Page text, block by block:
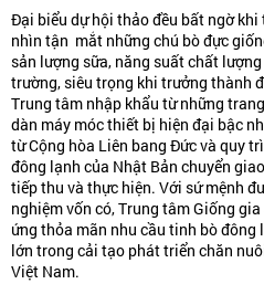
Đại biểu dự hội thảo đều bất ngờ
nhìn tận mắt những chú bò đực
sản lượng sữa, năng suất chất
trường, siêu trọng khi trưởng thành
Trung tâm nhập khẩu từ những
dàn máy móc thiết bị hiện đại bậc
từ Cộng hòa Liên bang Đức và quy
đông lạnh của Nhật Bản chuyển
tiếp thu và thực hiện. Với sứ mệnh
nghiệm vốn có, Trung tâm Giống
ứng thỏa mãn nhu cầu tinh bò
lớn trong cải tạo phát triển chăn
Việt Nam.